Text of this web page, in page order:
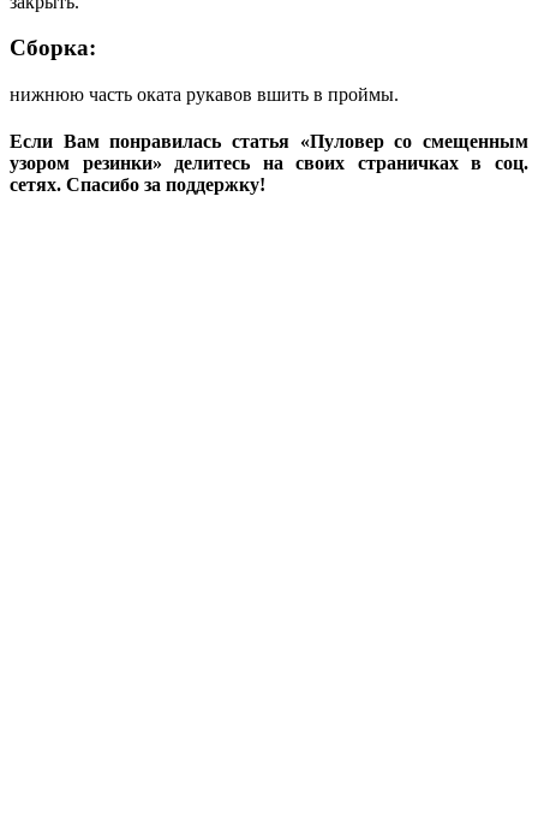
Сборка:
нижнюю часть оката рукавов вшить в проймы.
Если Вам понравилась статья «Пуловер со смещенным
узором резинки» делитесь на своих страничках в соц.
сетях. Спасибо за поддержку!